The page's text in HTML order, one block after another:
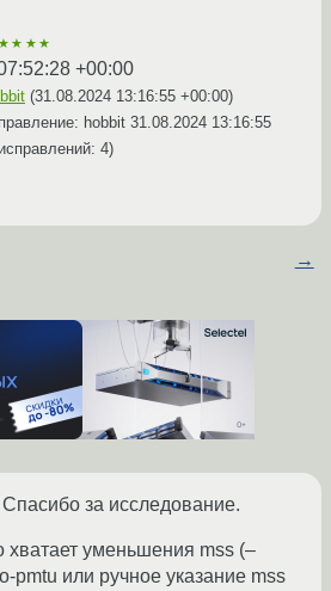
+00:00
(31.08.2024 13:16:55 +00:00)
hobbit 31.08.2024 13:16:55
4)
→
за исследование.
уменьшения mss (–
pmtu или ручное указание mss